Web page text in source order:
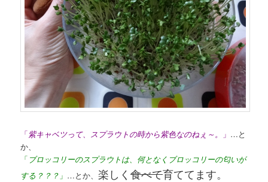
「紫キャベツって、スプラウトの時から紫色なのねぇ～。 」 …と
か、
「 ブロッコリーのスプラウトは、何となくブロッコリーの匂いが
する？？？ 」 …とか、楽しく食べて育ててます。